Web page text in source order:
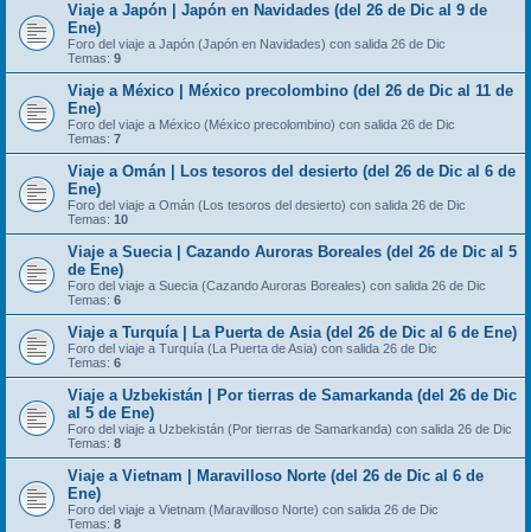
Viaje a Japón | Japón en Navidades (del 26 de Dic al 9 de
Ene)
Foro del viaje a Japón (Japón en Navidades) con salida 26 de Dic
Temas: 9
Viaje a México | México precolombino (del 26 de Dic al 11 de
Ene)
Foro del viaje a México (México precolombino) con salida 26 de Dic
Temas: 7
Viaje a Omán | Los tesoros del desierto (del 26 de Dic al 6 de
Ene)
Foro del viaje a Omán (Los tesoros del desierto) con salida 26 de Dic
Temas: 10
Viaje a Suecia | Cazando Auroras Boreales (del 26 de Dic al 5
de Ene)
Foro del viaje a Suecia (Cazando Auroras Boreales) con salida 26 de Dic
Temas: 6
Viaje a Turquía | La Puerta de Asia (del 26 de Dic al 6 de Ene)
Foro del viaje a Turquía (La Puerta de Asia) con salida 26 de Dic
Temas: 6
Viaje a Uzbekistán | Por tierras de Samarkanda (del 26 de Dic
al 5 de Ene)
Foro del viaje a Uzbekistán (Por tierras de Samarkanda) con salida 26 de Dic
Temas: 8
Viaje a Vietnam | Maravilloso Norte (del 26 de Dic al 6 de
Ene)
Foro del viaje a Vietnam (Maravilloso Norte) con salida 26 de Dic
Temas: 8